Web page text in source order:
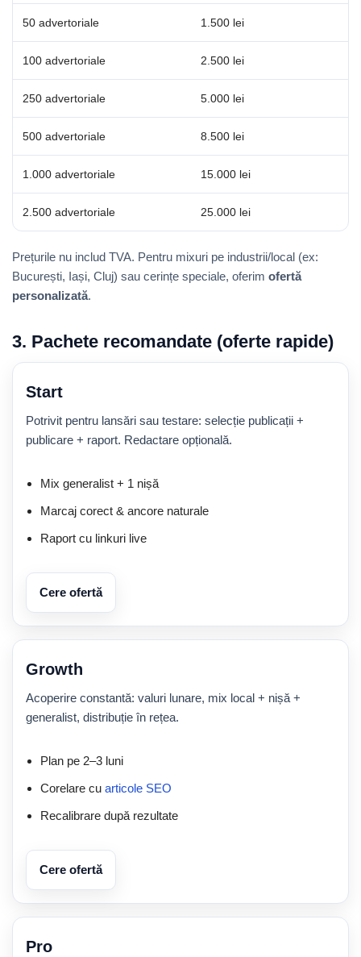
50 advertoriale 1.500 lei
100 advertoriale 2.500 lei
250 advertoriale 5.000 lei
500 advertoriale 8.500 lei
1.000 advertoriale 15.000 lei
2.500 advertoriale 25.000 lei
Prețurile nu includ TVA. Pentru mixuri pe industrii/local (ex:
București, Iași, Cluj) sau cerințe speciale, oferim ofertă
personalizată.
3. Pachete recomandate (oferte rapide)
Start
Potrivit pentru lansări sau testare: selecție publicații +
publicare + raport. Redactare opțională.
Mix generalist + 1 nișă
Marcaj corect & ancore naturale
Raport cu linkuri live
Cere ofertă
Growth
Acoperire constantă: valuri lunare, mix local + nișă +
generalist, distribuție în rețea.
Plan pe 2–3 luni
Corelare cu articole SEO
Recalibrare după rezultate
Cere ofertă
Pro